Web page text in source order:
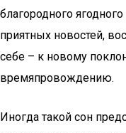
благородного
приятных новостей,
себе – к новому
времяпровождению.
Иногда такой сон